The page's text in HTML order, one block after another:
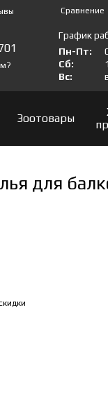
Сравнение
График
Пн-Пт:
Сб:
Вс:
Зоотовары
для